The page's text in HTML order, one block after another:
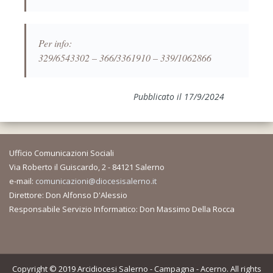
Per info:
329/6543302 – 366/3361910 – 339/1062866
Pubblicato il 17/9/2024
Ufficio Comunicazioni Sociali
Via Roberto il Guiscardo, 2 - 84121 Salerno
e-mail: comunicazioni@diocesisalerno.it
Direttore: Don Alfonso D'Alessio
Responsabile Servizio Informatico: Don Massimo Della Rocca
Copyright © 2019 Arcidiocesi Salerno - Campagna - Acerno. All rights